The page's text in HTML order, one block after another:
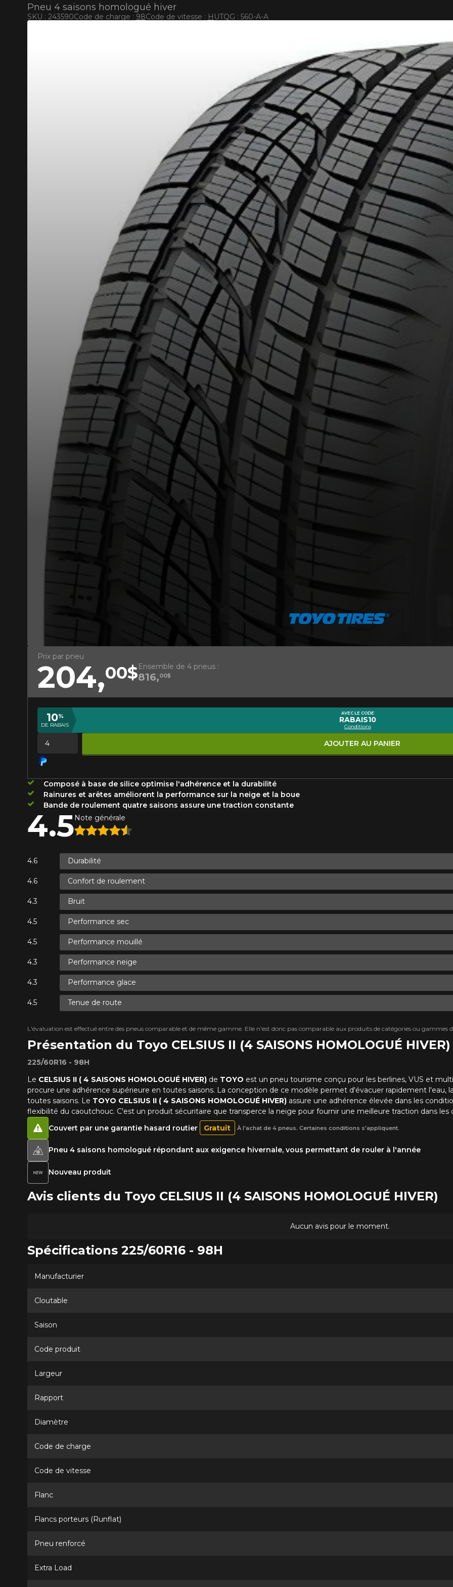
Pneu 4 saisons homologué hiver
SKU : 243590Code de charge : 98Code de vitesse : H UTQG : 560-A-A
Composé à base de silice optimise l'adhérence et la durabilité
Rainures et arêtes améliorent la performance sur la neige et la boue
Bande de roulement quatre saisons assure une traction constante
Présentation du Toyo CELSIUS II (4 SAISONS HOMOLOGUÉ HIVER)
225/60R16 - 98H
Le CELSIUS II ( 4 SAISONS HOMOLOGUÉ HIVER)de TOYO est un pneu tourisme conçu pour les berlines, VUS et
procure une adhérence supérieure en toutes saisons. La conception de ce modèle permet d'évacuer rapidement l'eau,
toutes saisons. Le TOYO CELSIUS II ( 4 SAISONS HOMOLOGUÉ HIVER) assure une adhérence élevée dans les
flexibilité du caoutchouc. C'est un produit sécuritaire que transperce la neige pour fournir une meilleure traction dans les
Prix par pneu
204,00$Ensemble de 4 pneus :
816,00$
10%
DE RABAIS
AVEC LE CODE
RABAIS10
Conditions
AJOUTER AU PANIER
4.5Note générale
Durabilité
Confort de roulement
Bruit
Performance sec
Performance mouillé
Performance neige
Performance glace
Tenue de route
L'évaluation est effectué entre des pneus comparable et de même gamme. Elle n'est donc pas comparable aux produits de catégories ou gammes
Pneu 4 saisons homologué répondant aux exigence hivernale, vous permettant de rouler à l'année
Nouveau produit
Couvert par une garantie hasard routier Gratuit À l'achat de 4 pneus. Certaines conditions s'appliquent.
Avis clients du Toyo CELSIUS II (4 SAISONS HOMOLOGUÉ HIVER)
Aucun avis pour le moment.
Spécifications 225/60R16 - 98H
Manufacturier
Cloutable
Saison
Code produit
Largeur
Rapport
Diamètre
Code de charge
Code de vitesse
Flanc
Flancs porteurs (Runflat)
Pneu renforcé
Extra Load
AJOUTER UN AVIS
Votre avis concernant le CELSIUS II (4 SAISONS
HIVER)
Votre véhicule
Année
KM parcourus Style de conduite Condition de route
Note
5
Commentaire
Envoyer
VOICI LES DIMENSIONS POUR VOTRE VÉHICULE
*Attention cette dimension représente une possibilité d'équipement pour votre véhicule, vous devez vérifier
véhicule directement avant de commander.